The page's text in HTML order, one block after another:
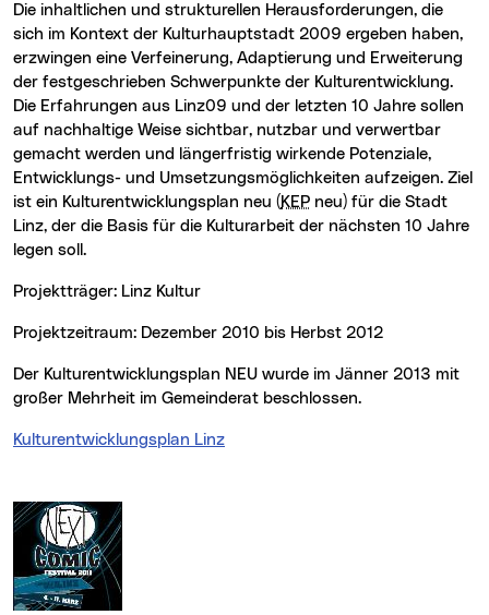
Die inhaltlichen und strukturellen Herausforderungen, die
sich im Kontext der Kulturhauptstadt 2009 ergeben haben,
erzwingen eine Verfeinerung, Adaptierung und Erweiterung
der festgeschrieben Schwerpunkte der Kulturentwicklung.
Die Erfahrungen aus Linz09 und der letzten 10 Jahre sollen
auf nachhaltige Weise sichtbar, nutzbar und verwertbar
gemacht werden und längerfristig wirkende Potenziale,
Entwicklungs- und Umsetzungsmöglichkeiten aufzeigen. Ziel
ist ein Kulturentwicklungsplan neu ( KEP neu) für die Stadt
Linz, der die Basis für die Kulturarbeit der nächsten 10 Jahre
legen soll.
Projektträger: Linz Kultur
Projektzeitraum: Dezember 2010 bis Herbst 2012
Der Kulturentwicklungsplan NEU wurde im Jänner 2013 mit
großer Mehrheit im Gemeinderat beschlossen.
Kulturentwicklungsplan Linz